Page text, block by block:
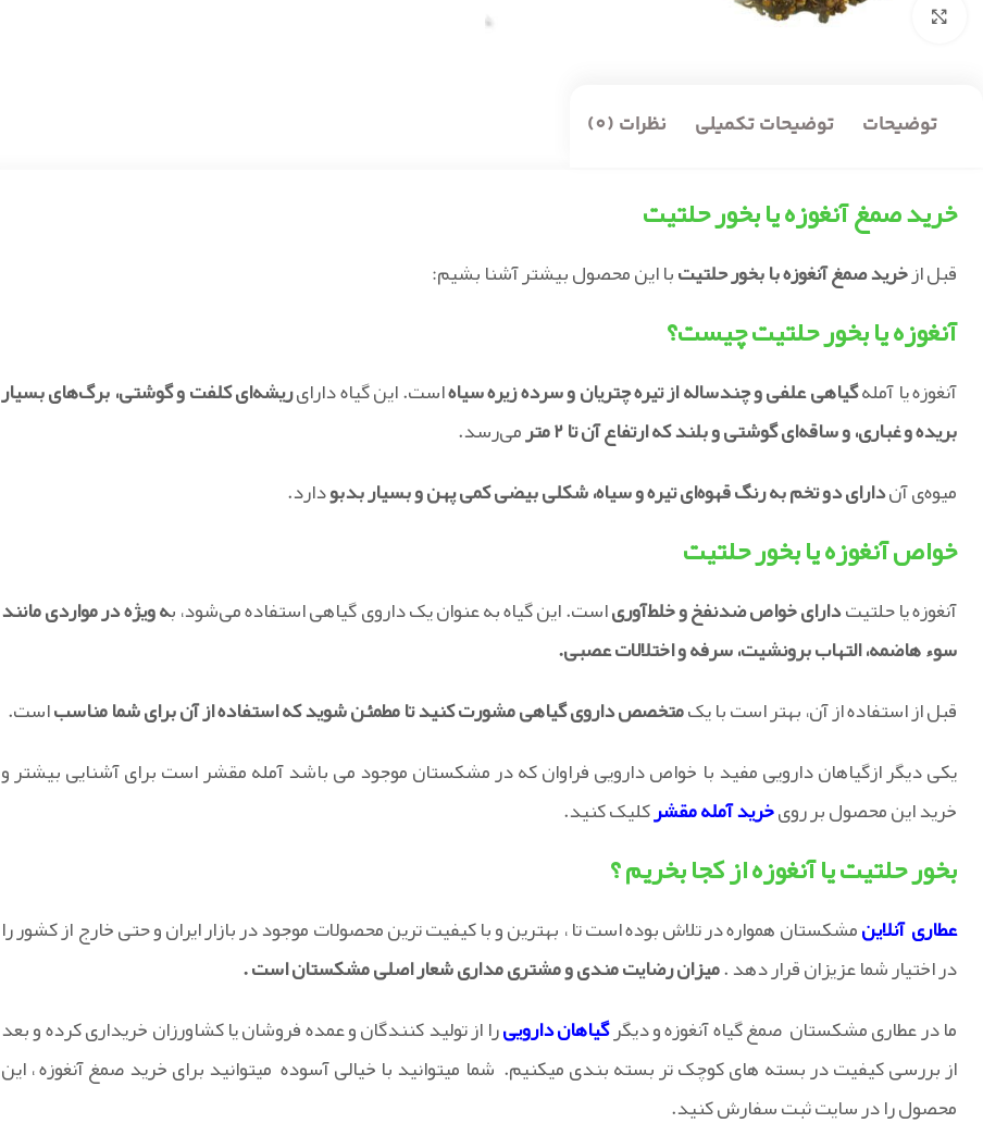
بزرگنمایی تصویر
توضیحات توضیحات تکمیلی نظرات (0)
خرید صمغ آنغوزه یا بخور حلتیت
قبل ازخرید صمغ آنغوزه با بخور حلتیتبا این محصول بیشتر آشنا بشیم:
آنغوزه یا بخور حلتیت چیست؟
آنغوزه یا آملهگیاهی علفی و چندساله از تیره چتریان و سرده زیره سیاهاست. این گیاه دارایریشه‌ای کلفت و گوشتی، برگ‌های بسیار
بریده و غباری، و ساقه‌ای گوشتی و بلند که ارتفاع آن تا ۲ متر
می‌رسد.
میوه‌ی آندارای دو تخم به رنگ قهوه‌ای تیره و سیاه، شکلی بیضی کمی پهن و بسیار بدبودارد.
خواص آنغوزه یا بخور حلتیت
آنغوزه یا حلتیتدارای خواص ضدنفخ و خلط‌آوریاست. این گیاه به عنوان یک داروی گیاهی استفاده می‌شود، به ویژه در مواردی مانند
سوء هاضمه، التهاب برونشیت، سرفه و اختلالات عصبی.
قبل از استفاده از آن، بهتر است با یکمتخصص داروی گیاهی مشورت کنید تا مطمئن شوید که استفاده از آن برای شما مناسباست.
یکی دیگر ازگیاهان دارویی مفید با خواص دارویی فراوان که در مشکستان موجود می باشد آمله مقشر است برای آشنایی بیشتر و
خرید این محصول بر رویخرید آمله مقشرکلیک کنید.
بخور حلتیت یا آنغوزه از کجا بخریم ؟
عطاری آنلاینمشکستان همواره در تلاش بوده است تا ، بهترین و با کیفیت ترین محصولات موجود در بازار ایران و حتی خارج از کشور را
در اختیار شما عزیزان قرار دهد .میزان رضایت مندی و مشتری مداری شعار اصلی مشکستان است .
ما در عطاری مشکستان صمغ گیاه آنغوزه و دیگرگیاهان داروییرا از تولید کنندگان و عمده فروشان یا کشاورزان خریداری کرده و بعد
از بررسی کیفیت در بسته های کوچک تر بسته بندی میکنیم. شما میتوانید با خیالی آسوده میتوانید برای خرید صمغ آنغوزه ، این
محصول را در سایت ثبت سفارش کنید.